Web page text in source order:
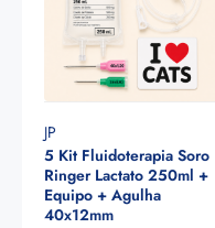
JP
5 Kit Fluidoterapia Soro
Ringer Lactato 250ml +
Equipo + Agulha
40x12mm